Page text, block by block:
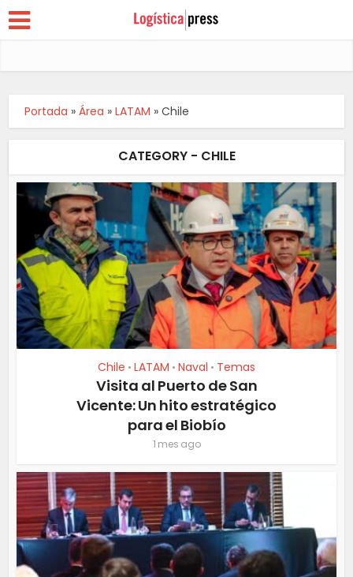
Portada »Área »LATAM »Chile
CATEGORY - CHILE
Chile • LATAM • Naval • Temas
Visita al Puerto de San
Vicente: Un hito estratégico
para el Biobío
1 mes ago